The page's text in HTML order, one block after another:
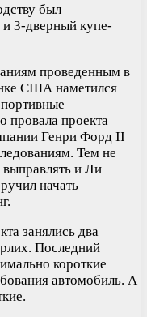
был
и 3-дверный купе-
проведенным в
США наметился
провала проекта
Генри Форд II
Тем не
и Ли
начать
занялись два
Последний
короткие
автомобиль. А